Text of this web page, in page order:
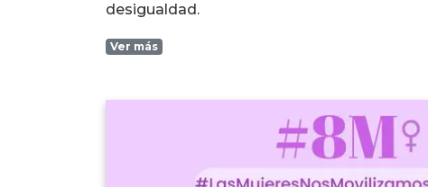
desigualdad.
Ver más